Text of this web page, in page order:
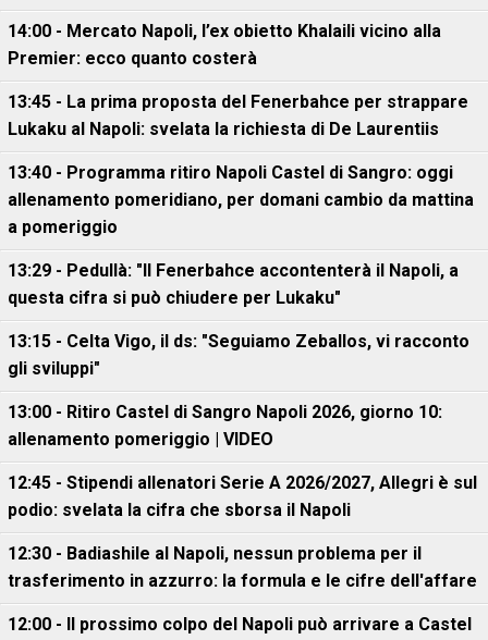
14:00 - Mercato Napoli, l’ex obietto Khalaili vicino alla
Premier: ecco quanto costerà
13:45 - La prima proposta del Fenerbahce per strappare
Lukaku al Napoli: svelata la richiesta di De Laurentiis
13:40 - Programma ritiro Napoli Castel di Sangro: oggi
allenamento pomeridiano, per domani cambio da mattina
a pomeriggio
13:29 - Pedullà: "Il Fenerbahce accontenterà il Napoli, a
questa cifra si può chiudere per Lukaku"
13:15 - Celta Vigo, il ds: "Seguiamo Zeballos, vi racconto
gli sviluppi"
13:00 - Ritiro Castel di Sangro Napoli 2026, giorno 10:
allenamento pomeriggio | VIDEO
12:45 - Stipendi allenatori Serie A 2026/2027, Allegri è sul
podio: svelata la cifra che sborsa il Napoli
12:30 - Badiashile al Napoli, nessun problema per il
trasferimento in azzurro: la formula e le cifre dell'affare
12:00 - Il prossimo colpo del Napoli può arrivare a Castel